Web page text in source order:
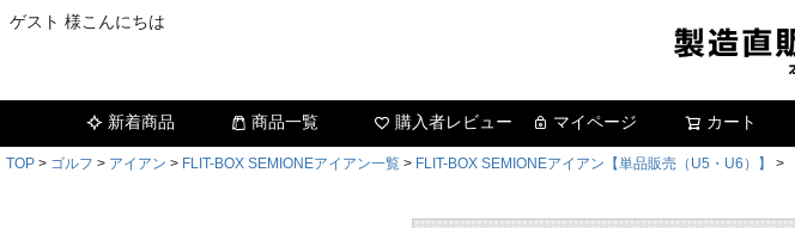
ゲスト 様こんにちは
新着商品 商品一覧 購入者レビュー マイページ カート
TOP ゴルフ アイアン FLIT-BOX SEMIONEアイアン一覧 FLIT-BOX SEMIONEアイアン【単品販売（U5・U6）】